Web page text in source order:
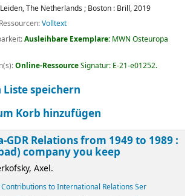
Leiden, The Netherlands ; Boston : Brill,2019
Volltext
Ausleihbare Exemplare: MWN Osteuropa
Online-RessourceSignatur: E-21-e01252.
Liste speichern
Korb hinzufügen
GDR Relations from 1949 to 1989 :
company you keep
Axel.
Contributions to International Relations Ser